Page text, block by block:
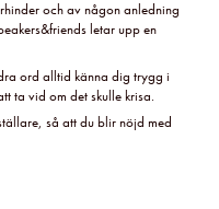
och av någon anledning
letar upp en
ord alltid känna dig trygg i
ta vid om det skulle krisa.
så att du blir nöjd med